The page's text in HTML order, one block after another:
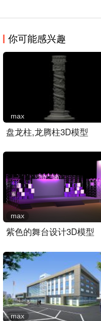
你可能感兴趣
盘龙柱,龙腾柱3D模型
max
紫色的舞台设计3D模型
max
max